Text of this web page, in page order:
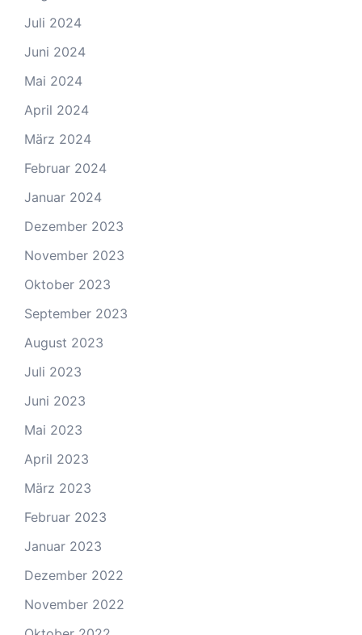
Juli 2024
Juni 2024
Mai 2024
April 2024
März 2024
Februar 2024
Januar 2024
Dezember 2023
November 2023
Oktober 2023
September 2023
August 2023
Juli 2023
Juni 2023
Mai 2023
April 2023
März 2023
Februar 2023
Januar 2023
Dezember 2022
November 2022